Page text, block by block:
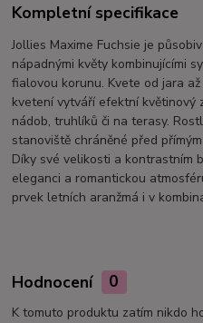
Kompletní specifikace
Jollies Maxime Fuchsie je
nápadnými květy kombinujícími
fialovou korunu. Kvete od jara
kvetení vytváří efektní květinový
nádob, truhlíků či na terasy.
stanoviště chráněné před
Díky své velikosti a kontrastním
eleganci a romantickou
prvek letních aranžmá i v
Hodnocení 0
K tomuto produktu zatím nikdo